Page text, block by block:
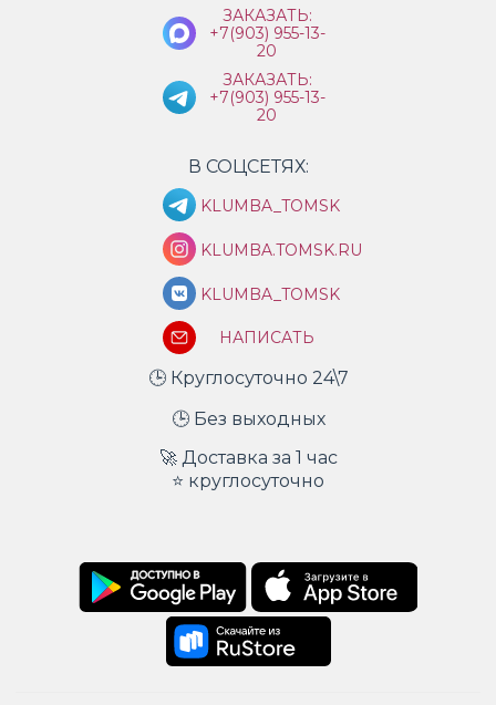
ЗАКАЗАТЬ:
+7(903) 955-13-
20
ЗАКАЗАТЬ:
+7(903) 955-13-
20
В СОЦСЕТЯХ:
KLUMBA_TOMSK
KLUMBA.TOMSK.RU
KLUMBA_TOMSK
НАПИСАТЬ
🕒 Круглосуточно 24\7
🕒 Без выходных
🚀 Доставка за 1 час
⭐ круглосуточно